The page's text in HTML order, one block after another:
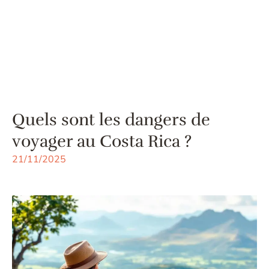
Quels sont les dangers de
voyager au Costa Rica ?
21/11/2025